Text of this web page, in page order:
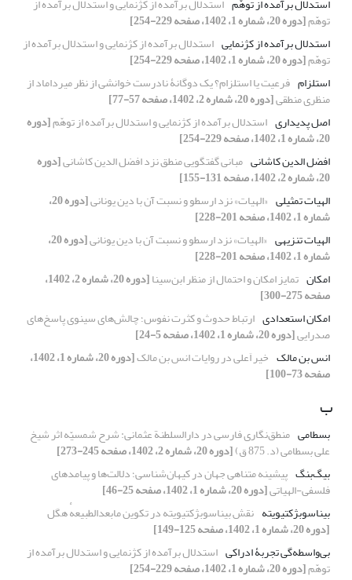
توهّم[دوره 20، شماره 1، 1402، صفحه 229-254]
استدلال برآمده از کژنمایی استدلال برآمده از کژنمایی و استدلال برآمده از
توهّم[دوره 20، شماره 1، 1402، صفحه 229-254]
استلزام فرعیت یا استلزام؟ یک دوگانۀ نادرست خوانشی از نظر میرداماد از
منظری منطقی[دوره 20، شماره 2، 1402، صفحه 57-77]
اصل پدیداری استدلال برآمده از کژنمایی و استدلال برآمده از توهّم[دوره
20، شماره 1، 1402، صفحه 229-254]
افضل الدین کاشانی مبانی گفتگویی منطق نزد افضل الدین کاشانی[دوره
20، شماره 2، 1402، صفحه 131-155]
الهیات تمثیلی «الهیات» نزد ارسطو و نسبت آن با دین یونانی [دوره 20،
شماره 1، 1402، صفحه 201-228]
الهیات تنزیهی «الهیات» نزد ارسطو و نسبت آن با دین یونانی [دوره 20،
شماره 1، 1402، صفحه 201-228]
امکان تمایز امکان و احتمال از منظر ابن‌سینا [دوره 20، شماره 2، 1402،
صفحه 275-300]
امکان استعدادی ارتباط حدوث و کثرت نفوس؛ چالش‌های سینوی پاسخ‌های
صدرایی[دوره 20، شماره 1، 1402، صفحه 5-24]
انس بن مالک خیر اَعلی در روایات انس بن مالک [دوره 20، شماره 1، 1402،
صفحه 73-100]
ب
بسطامی منطق‌نگاری فارسی در دارالسلطنة عثمانی: شرح شمسیّه اثر شیخ
علی بسطامی (د. 875 ق)
[دوره 20، شماره 2، 1402، صفحه 245-273]
بیگ‌بنگ پیشینه متناهی جهان در کیهان‌شناسی؛ دلالت‌ها و پیامدهای
فلسفی-الهیاتی[دوره 20، شماره 1، 1402، صفحه 25-46]
بیناسوبژکتیویته نقش بیناسوبژکتیویته در تکوین مابعدالطبیعهٔ هگل
[دوره 20، شماره 1، 1402، صفحه 125-149]
بی‌واسطه‌گی تجربۀ ادراکی استدلال برآمده از کژنمایی و استدلال برآمده از
توهّم[دوره 20، شماره 1، 1402، صفحه 229-254]